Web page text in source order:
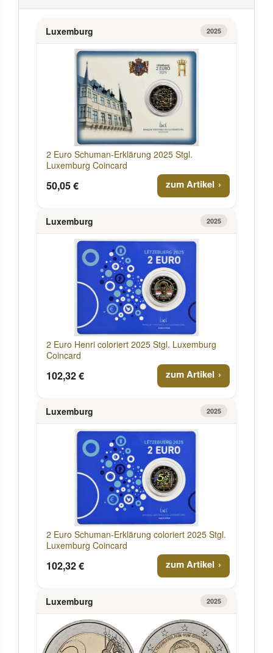
Luxemburg 2025
2 Euro Schuman-Erklärung 2025 Stgl.
Luxemburg Coincard
50,05 € zum Artikel
Luxemburg 2025
2 Euro Henri coloriert 2025 Stgl. Luxemburg
Coincard
102,32 € zum Artikel
Luxemburg 2025
2 Euro Schuman-Erklärung coloriert 2025 Stgl.
Luxemburg Coincard
102,32 € zum Artikel
Luxemburg 2025